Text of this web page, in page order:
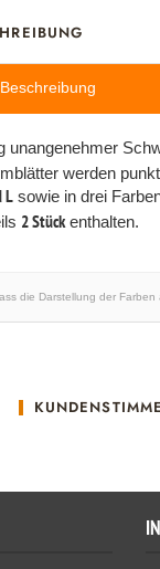
Beschreibung
unangenehmer
werden
L sowie in drei
2 Stück enthalten.
die Darstellung der